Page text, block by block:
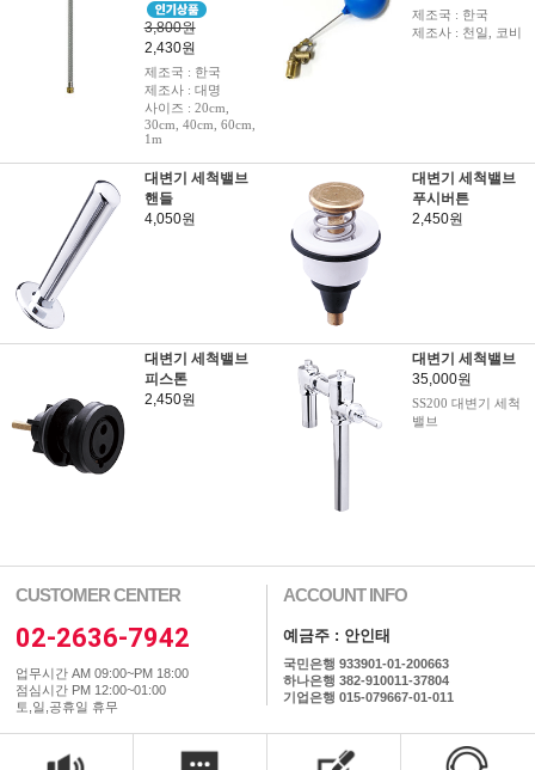
3,800원
2,430원
제조국 : 한국
제조사 : 대명
사이즈 : 20cm,
30cm, 40cm, 60cm,
1m
제조국 : 한국
제조사 : 천일, 코비
대변기 세척밸브
핸들
4,050원
대변기 세척밸브
푸시버튼
2,450원
대변기 세척밸브
피스톤
2,450원
대변기 세척밸브
35,000원
SS200 대변기 세척
밸브
CUSTOMER CENTER
02-2636-7942
업무시간 AM 09:00~PM 18:00
점심시간 PM 12:00~01:00
토,일,공휴일 휴무
ACCOUNT INFO
예금주 : 안인태
국민은행 933901-01-200663
하나은행 382-910011-37804
기업은행 015-079667-01-011